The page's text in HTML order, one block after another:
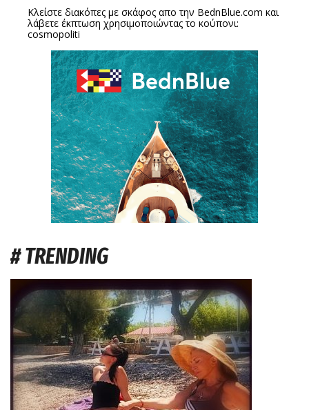
Κλείστε διακόπες με σκάφος απο την BednBlue.com και
λάβετε έκπτωση χρησιμοποιώντας το κούπονι:
cosmopoliti
# TRENDING